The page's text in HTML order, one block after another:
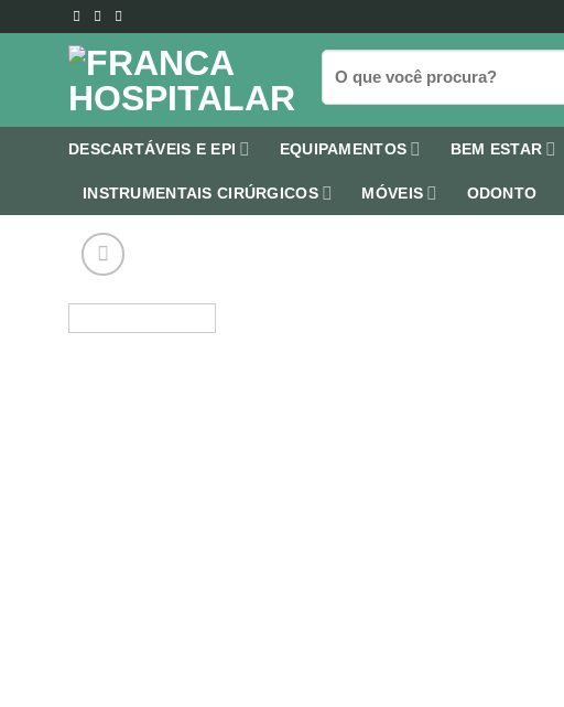
Pesquisar
por:
DESCARTÁVEIS E EPI EQUIPAMENTOS BEM ESTAR
INSTRUMENTAIS CIRÚRGICOS MÓVEIS ODONTO